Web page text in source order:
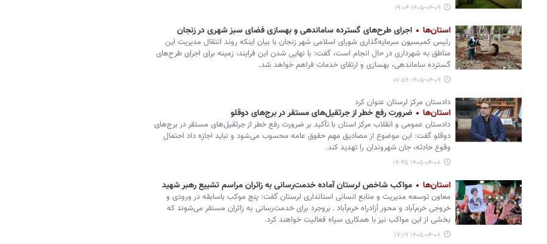
۱۴۰۵-۰۴-۰۹ ۱۹:۰۴
استان‌ها اجرای طرح‌های گسترده ساماندهی و بهسازی فضای سبز شهری در زنجان
رئیس کمیسیون سرمایه‌گذاری شورای اسلامی شهر زنجان با بیان اینکه روند انتقال مدیریت این
مناطق به شهرداری در حال انجام است، گفت: با نهایی شدن این فرایند، زمینه برای اجرای طرح‌های
گسترده ساماندهی، بهسازی و ارتقای خدمات فراهم خواهد شد.
۱۴۰۵-۰۴-۰۹ ۰۷:۵۹
دادستان مرکز لرستان عنوان کرد
استان‌ها ضرورت رفع خطر از جرثقیل‌های مستقر در برج‌های دوقلو
دادستان عمومی و انقلاب مرکز استان با تأکید بر ضرورت رفع خطر از جرثقیل‌های مستقر در برج‌های
دوقلو گفت: این موضوع از مصادیق مهم حقوق عامه محسوب می‌شود و نباید اجازه داد احتمال
وقوع حادثه، جان شهروندان را تهدید کند.
۱۴۰۵-۰۴-۰۸ ۱۹:۴۵
استان‌ها مواکب شاخص لرستان آماده خدمت‌رسانی به زائران مراسم تشییع رهبر شهید
معاون توسعه مدیریت و منابع انسانی استانداری لرستان گفت: پنج موکب باسابقه در ورودی و
خروجی خرم‌آباد و محور آزادراه خرم‌آباد ـ بروجرد برای خدمت‌رسانی به زائران مستقر می‌شوند که
بخشی از این مواکب نیز با همکاری سپاه فعالیت خواهند کرد.
۱۴۰۵-۰۴-۰۸ ۱۷:۱۹